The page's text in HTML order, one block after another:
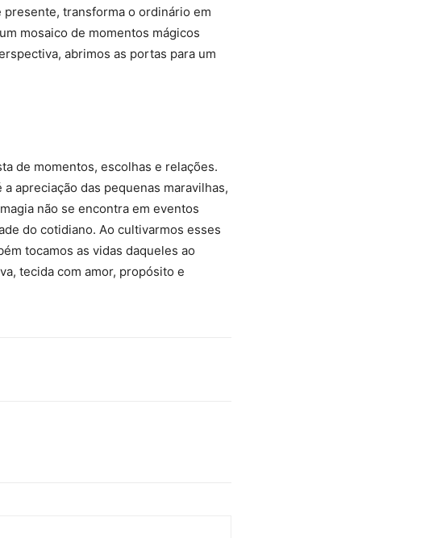
transforma o ordinário em
mosaico de momentos mágicos
abrimos as portas para um
de momentos, escolhas e relações.
apreciação das pequenas maravilhas,
não se encontra em eventos
do cotidiano. Ao cultivarmos esses
tocamos as vidas daqueles ao
tecida com amor, propósito e